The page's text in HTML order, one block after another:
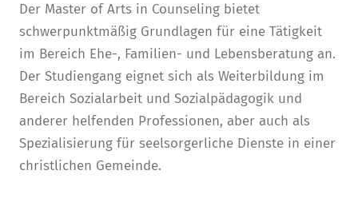
Der Master of Arts in Counseling bietet
schwerpunktmäßig Grundlagen für eine Tätigkeit
im Bereich Ehe-, Familien- und Lebensberatung an.
Der Studiengang eignet sich als Weiterbildung im
Bereich Sozialarbeit und Sozialpädagogik und
anderer helfenden Professionen, aber auch als
Spezialisierung für seelsorgerliche Dienste in einer
christlichen Gemeinde.